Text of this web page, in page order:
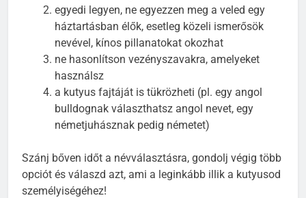
egyedi legyen, ne egyezzen meg a veled egy
háztartásban élők, esetleg közeli ismerősök
nevével, kínos pillanatokat okozhat
ne hasonlítson vezényszavakra, amelyeket
használsz
a kutyus fajtáját is tükrözheti (pl. egy angol
bulldognak választhatsz angol nevet, egy
németjuhásznak pedig németet)
Szánj bőven időt a névválasztásra, gondolj végig több
opciót és válaszd azt, ami a leginkább illik a kutyusod
személyiségéhez!